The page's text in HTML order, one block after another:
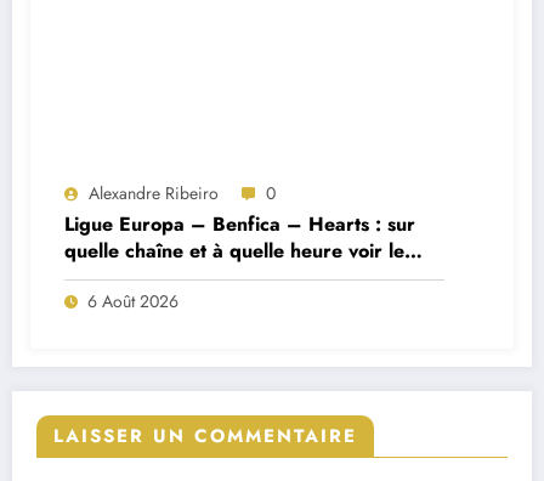
Alexandre Ribeiro 0
Ligue Europa – Benfica – Hearts : sur
quelle chaîne et à quelle heure voir le
match ?
6 Août 2026
LAISSER UN COMMENTAIRE